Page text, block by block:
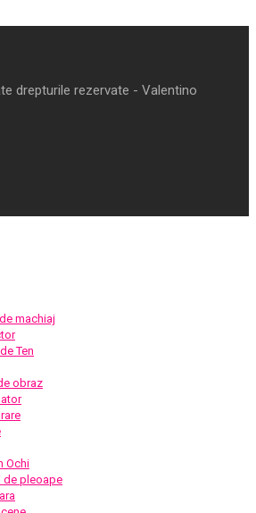
drepturile rezervate - Valentino
machiaj
Ten
obraz
Ochi
de pleoape